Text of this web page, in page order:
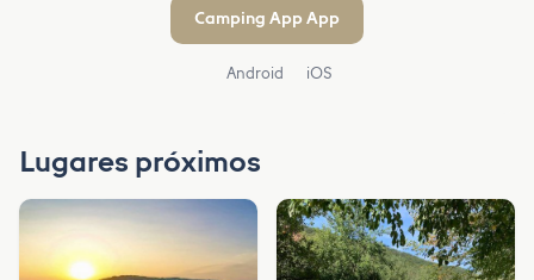
Camping App App
Android iOS
Lugares próximos